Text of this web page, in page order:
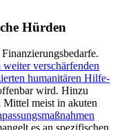
Hürden
weiter verschärfenden
humanitären Hilfe­
wird. Hinzu
Mittel meist in akuten